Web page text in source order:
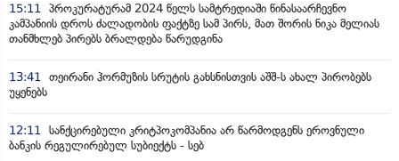
15:11
პროკურატურამ 2024 წელს სამტრედიაში წინასაარჩევნო
კამპანიის დროს ძალადობის ფაქტზე სამ პირს, მათ შორის ნიკა მელიას
თანმხლებ პირებს ბრალდება წარუდგინა
13:41
თეირანი ჰორმუზის სრუტის გახსნისთვის აშშ-ს ახალ პირობებს
უყენებს
12:11
სანქცირებული კრიტპოკომპანია არ წარმოდგენს ეროვნული
ბანკის რეგულირებულ სუბიექტს - სებ